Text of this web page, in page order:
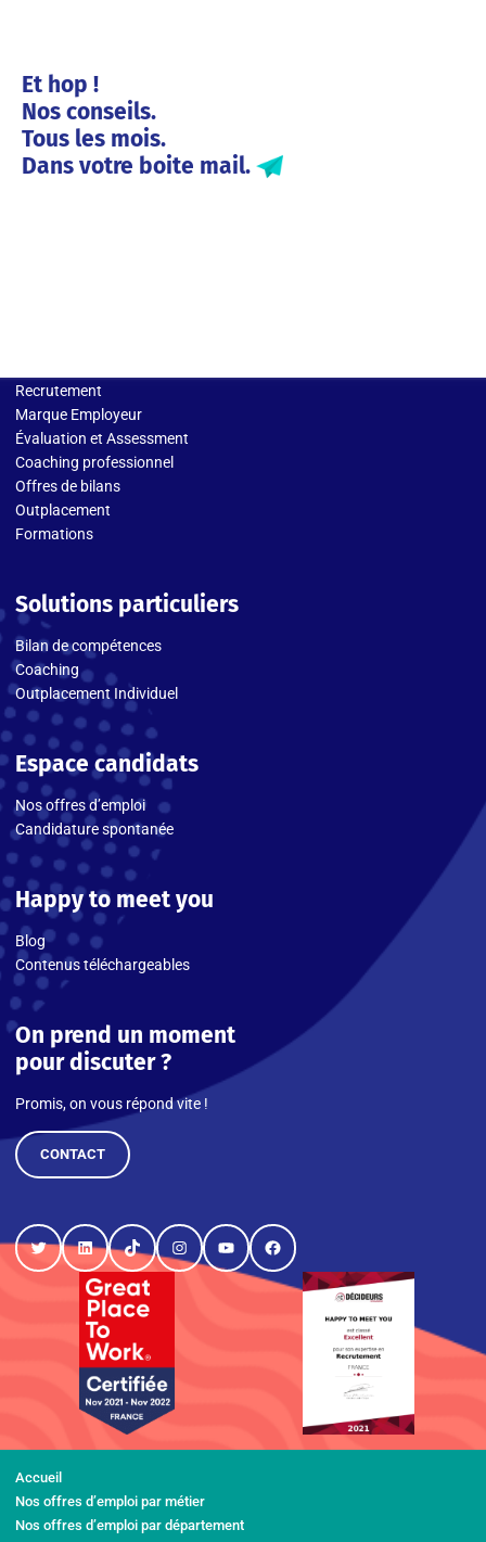
Et hop !
Nos conseils.
Tous les mois.
Dans votre boite mail.
Recrutement
Marque Employeur
Évaluation et Assessment
Coaching professionnel
Offres de bilans
Outplacement
Formations
Solutions particuliers
Bilan de compétences
Coaching
Outplacement Individuel
Espace candidats
Nos offres d’emploi
Candidature spontanée
Happy to meet you
Blog
Contenus téléchargeables
On prend un moment
pour discuter ?
Promis, on vous répond vite !
CONTACT
TwitterLinkedInTikTokInstagram
YouTubeFacebook
Accueil
Nos offres d’emploi par métier
Nos offres d’emploi par département